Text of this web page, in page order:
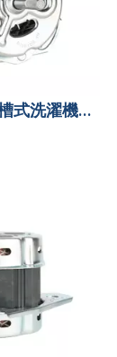
インドの自動二槽式洗濯機モーター